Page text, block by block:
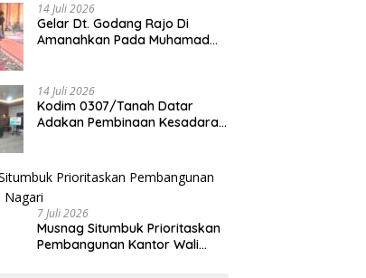
14 Juli 2026
Gelar Dt. Godang Rajo Di
Amanahkan Pada Muhamad
14 Juli 2026
Kodim 0307/Tanah Datar
Adakan Pembinaan Kesadaran
7 Juli 2026
Musnag Situmbuk Prioritaskan
Pembangunan Kantor Wali